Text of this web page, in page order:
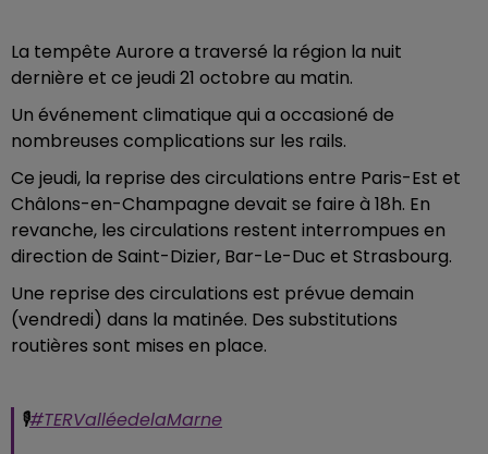
La tempête Aurore a traversé la région la nuit
dernière et ce jeudi 21 octobre au matin.
Un événement climatique qui a occasioné de
nombreuses complications sur les rails.
Ce jeudi, la reprise des circulations entre Paris-Est et
Châlons-en-Champagne devait se faire à 18h. En
revanche, les circulations restent interrompues en
direction de Saint-Dizier, Bar-Le-Duc et Strasbourg.
Une reprise des circulations est prévue demain
(vendredi) dans la matinée. Des substitutions
routières sont mises en place.
🎙️#TERValléedelaMarne